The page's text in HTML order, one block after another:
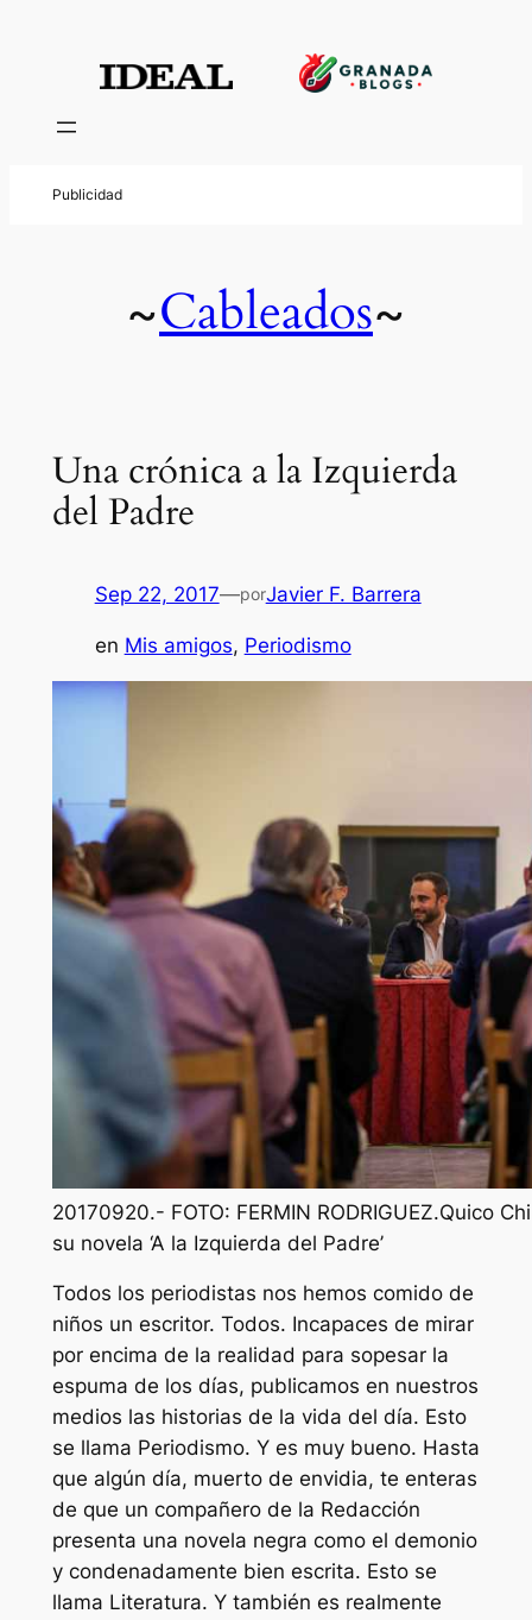
~Cableados~
Una crónica a la Izquierda
del Padre
Sep 22, 2017—porJavier F. Barrera
en Mis amigos, Periodismo
20170920.- FOTO: FERMIN RODRIGUEZ.Quico
su novela ‘A la Izquierda del Padre’
Todos los periodistas nos hemos comido de
niños un escritor. Todos. Incapaces de mirar
por encima de la realidad para sopesar la
espuma de los días, publicamos en nuestros
medios las historias de la vida del día. Esto
se llama Periodismo. Y es muy bueno. Hasta
que algún día, muerto de envidia, te enteras
de que un compañero de la Redacción
presenta una novela negra como el demonio
y condenadamente bien escrita. Esto se
llama Literatura. Y también es realmente